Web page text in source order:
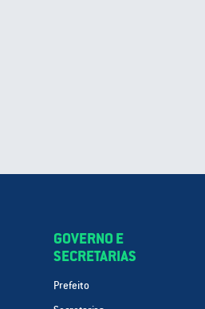
GOVERNO E
SECRETARIAS
Prefeito